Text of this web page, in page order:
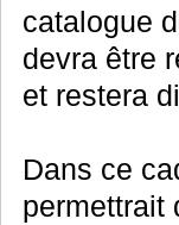
catalogue
devra être
et restera
Dans ce
permettrait